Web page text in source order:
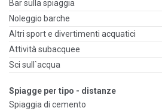
Bar sulla spiaggia
Noleggio barche
Altri sport e divertimenti acquatici
Attività subacquee
Sci sull`acqua
Spiagge per tipo - distanze
Spiaggia di cemento